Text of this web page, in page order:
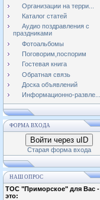
Организации на терри...
Каталог статей
Аудио поздравления с
праздниками
Фотоальбомы
Поговорим,поспорим
Гостевая книга
Обратная связь
Доска объявлений
Информационно-развле...
ФОРМА ВХОДА
Войти через uID
Старая форма входа
НАШ ОПРОС
ТОС "Приморское" для Вас -
это: